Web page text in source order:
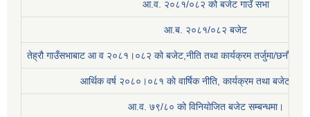
आ.व. २०८१/०८२ को बजेट गाउँ सभा
आ.ब. २०८१/०८२ बजेट
तेह्रौ गाउँसभाबाट आ व २०८१।०८२ को बजेट,नीति तथा कार्यक्रम तर्जुमा/छनौट
आर्थिक वर्ष २०८०।०८१ काे वार्षिक नीति, कार्यक्रम तथा बजेट
आ.व. ७९/८० को विनियोजित बजेट सम्बन्धमा।